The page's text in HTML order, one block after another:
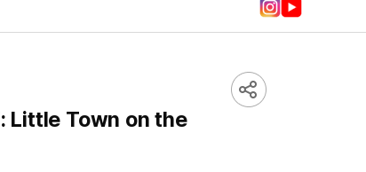
Little Town on the